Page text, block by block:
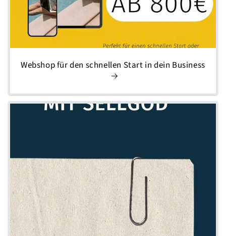
Webshop für den schnellen Start in dein Business